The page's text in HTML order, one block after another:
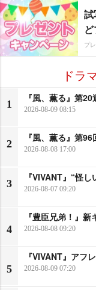
試
プ
ドラ
1
『風、薫る』第20
2026-08-09 08:15
2
『風、薫る』第96
2026-08-08 17:00
3
『VIVANT』“怪
2026-08-07 09:20
4
『豊臣兄弟！』
2026-08-08 09:20
5
『VIVANT』アフ
2026-08-09 07:20